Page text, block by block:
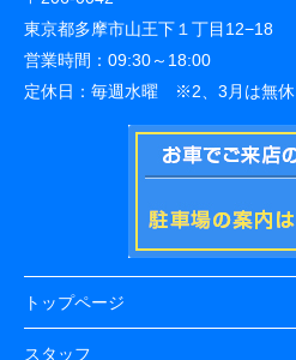
東京都多摩市山王下１丁目12−18
営業時間： 09:30～18:00
定休日： 毎週水曜 ※2、3月は無休
トップページ
スタッフ